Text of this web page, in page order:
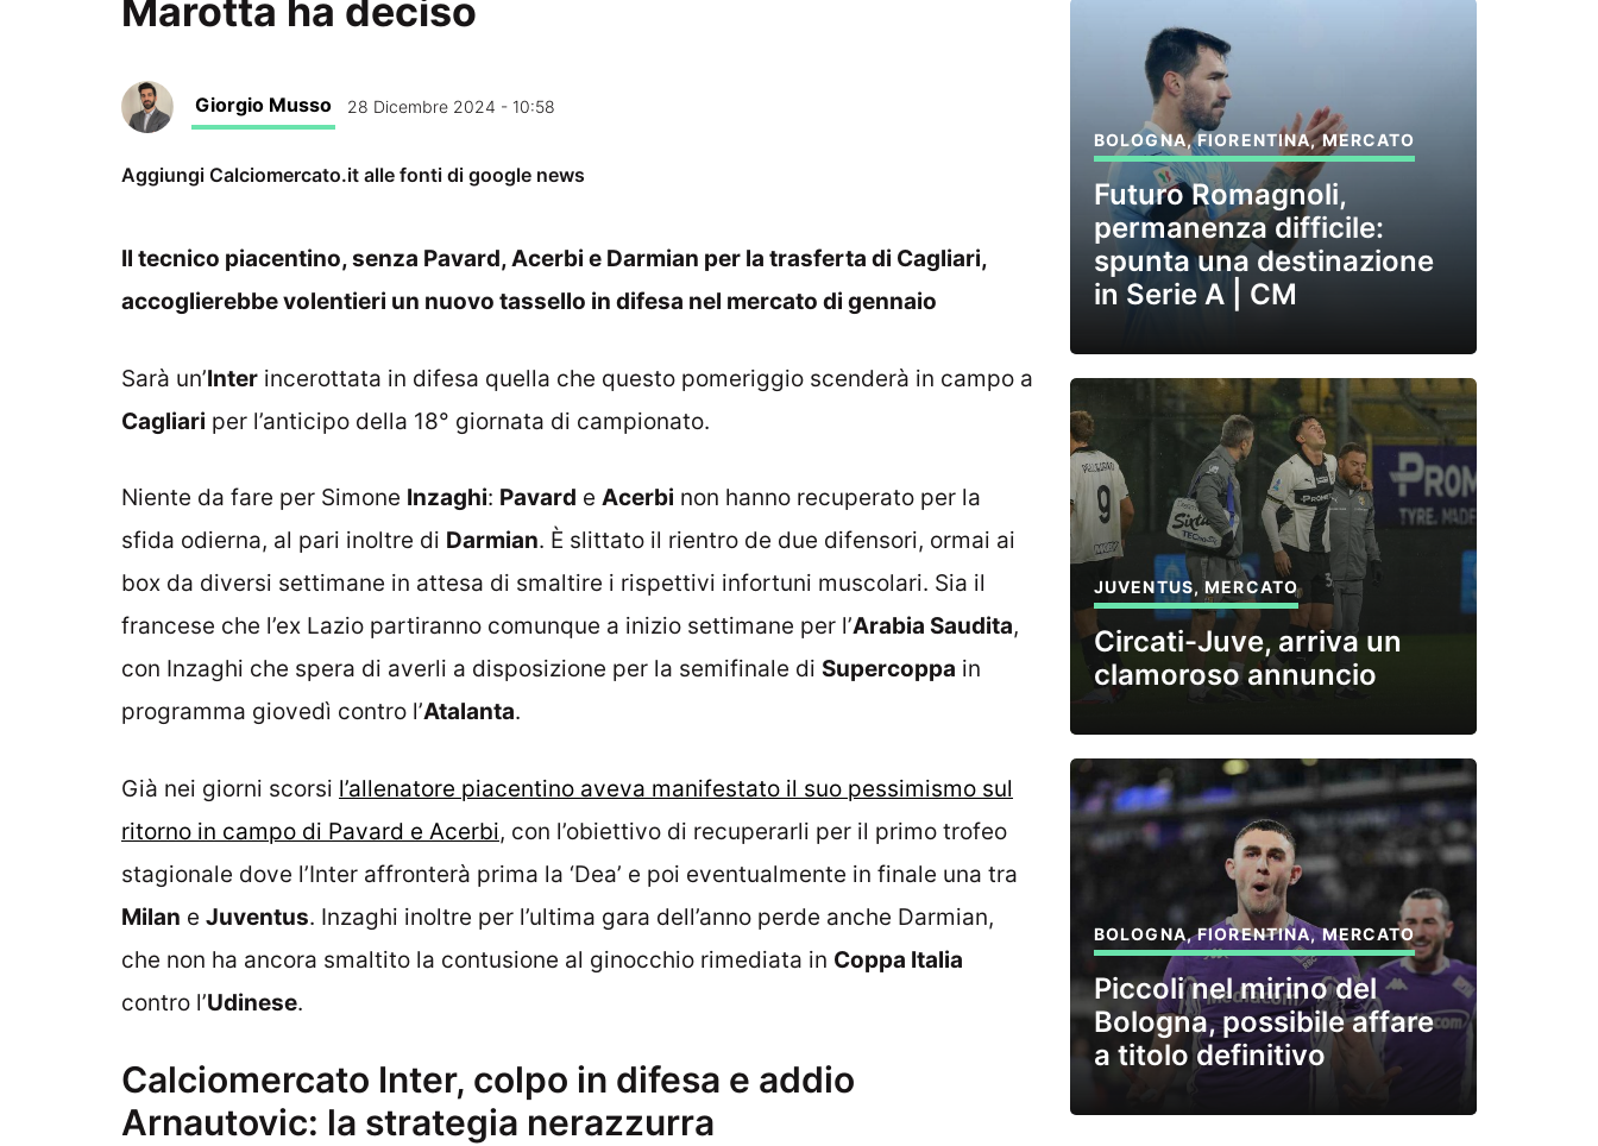
Marotta ha deciso
Giorgio Musso 28 Dicembre 2024 - 10:58
Aggiungi Calciomercato.it alle fonti di google news
Il tecnico piacentino, senza Pavard, Acerbi e Darmian per la trasferta di Cagliari,
accoglierebbe volentieri un nuovo tassello in difesa nel mercato di gennaio
Sarà un’Inter incerottata in difesa quella che questo pomeriggio scenderà in campo a
Cagliari per l’anticipo della 18° giornata di campionato.
Niente da fare per Simone Inzaghi: Pavard e Acerbi non hanno recuperato per la
sfida odierna, al pari inoltre di Darmian. È slittato il rientro de due difensori, ormai ai
box da diversi settimane in attesa di smaltire i rispettivi infortuni muscolari. Sia il
francese che l’ex Lazio partiranno comunque a inizio settimane per l’Arabia Saudita,
con Inzaghi che spera di averli a disposizione per la semifinale di Supercoppa in
programma giovedì contro l’Atalanta.
Già nei giorni scorsi l’allenatore piacentino aveva manifestato il suo pessimismo sul
ritorno in campo di Pavard e Acerbi, con l’obiettivo di recuperarli per il primo trofeo
stagionale dove l’Inter affronterà prima la ‘Dea’ e poi eventualmente in finale una tra
Milan e Juventus. Inzaghi inoltre per l’ultima gara dell’anno perde anche Darmian,
che non ha ancora smaltito la contusione al ginocchio rimediata in Coppa Italia
contro l’Udinese.
Calciomercato Inter, colpo in difesa e addio
Arnautovic: la strategia nerazzurra
BOLOGNA,FIORENTINA,MERCATO
Futuro Romagnoli,
permanenza difficile:
spunta una destinazione
in Serie A | CM
JUVENTUS,MERCATO
Circati-Juve, arriva un
clamoroso annuncio
BOLOGNA,FIORENTINA,MERCATO
Piccoli nel mirino del
Bologna, possibile affare
a titolo definitivo